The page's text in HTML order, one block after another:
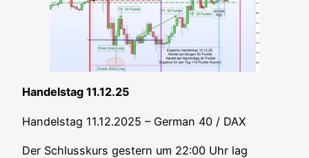
Han­dels­tag 11.12.25
Han­dels­tag 11.12.2025 – Ger­man 40 / DAX
Der Schluss­kurs ges­tern um 22:00 Uhr lag